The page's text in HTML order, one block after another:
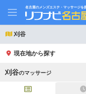
名古屋のメンズエステ・マッサージを
刈谷
現在地から探す
刈谷のマッサージ